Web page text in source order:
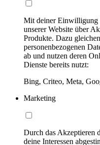
Mit deiner Einwilligung
unserer Website über
Produkte. Dazu
personenbezogenen
ab und nutzen deren
Dienste bereits nutzt:
Bing, Criteo, Meta,
Marketing
Durch das Akzeptieren
deine Interessen